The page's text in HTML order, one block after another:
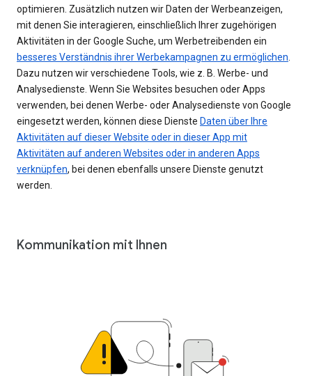
optimieren. Zusätzlich nutzen wir Daten der Werbeanzeigen,
mit denen Sie interagieren, einschließlich Ihrer zugehörigen
Aktivitäten in der Google Suche, um Werbetreibenden ein
besseres Verständnis ihrer Werbekampagnen zu ermöglichen.
Dazu nutzen wir verschiedene Tools, wie z. B. Werbe- und
Analysedienste. Wenn Sie Websites besuchen oder Apps
verwenden, bei denen Werbe- oder Analysedienste von Google
eingesetzt werden, können diese Dienste Daten über Ihre
Aktivitäten auf dieser Website oder in dieser App mit
Aktivitäten auf anderen Websites oder in anderen Apps
verknüpfen, bei denen ebenfalls unsere Dienste genutzt
werden.
Kommunikation mit Ihnen